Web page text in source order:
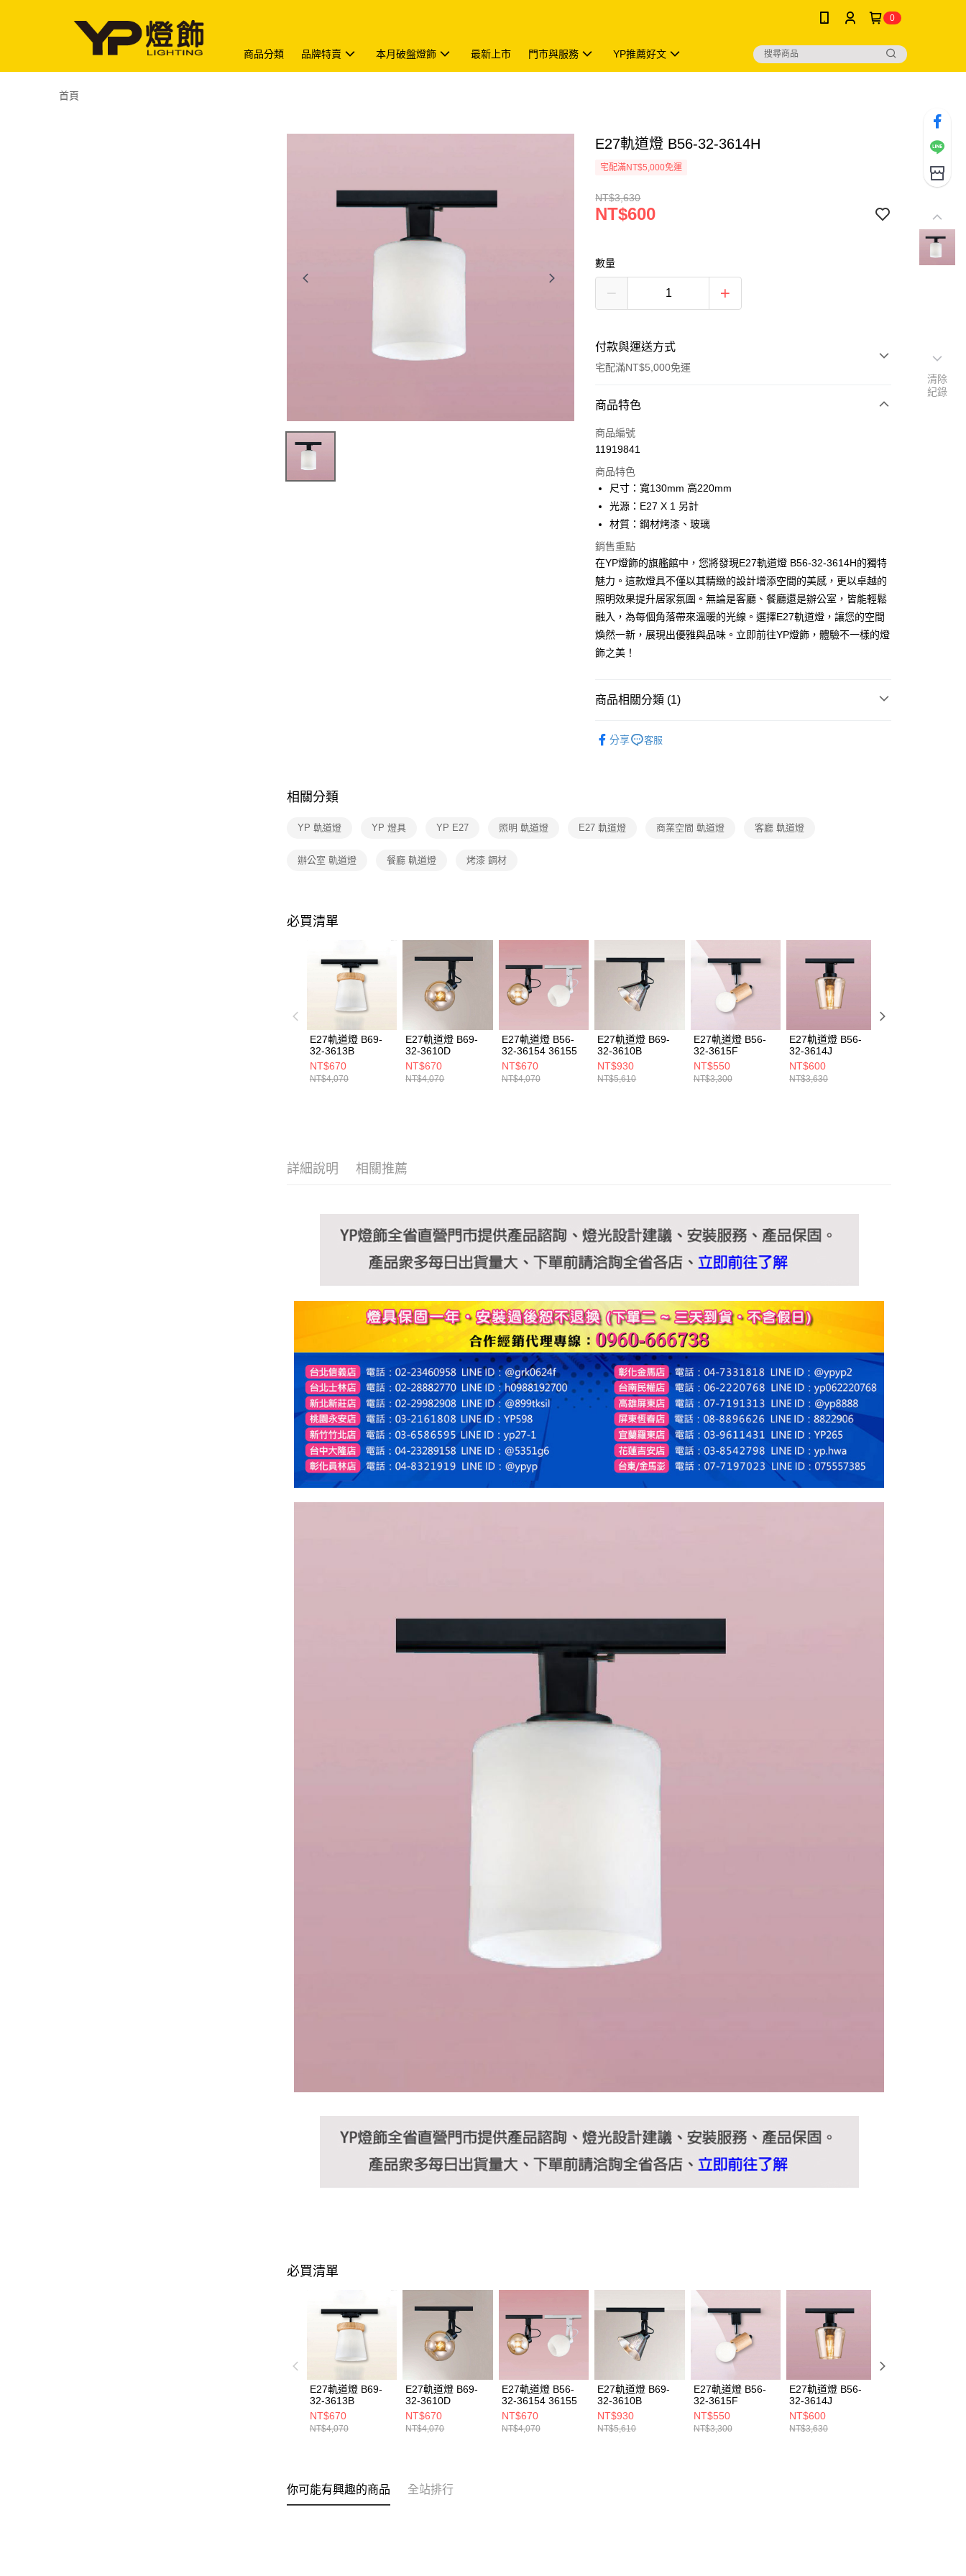
0
商品分類 品牌特賣 本月破盤燈飾 最新上市 門市與服務 YP推薦好文
首頁
E27軌道燈 B56-32-3614H
宅配滿NT$5,000免運
NT$3,630
NT$600
數量
付款與運送方式
宅配滿NT$5,000免運
付款方式
信用卡一次付款
Apple Pay
街口支付
Google Pay
AFTEE先享後付
相關說明
【關於「AFTEE先享後付」】
AFTEE先享後付是「在收到商品之後才付款」的支付方式。 讓您購物簡單
２．便利：只要手機號碼，簡訊認證，即可結帳。
【「AFTEE先享後付」結帳流程】
絡購買商品的店家。未經商家同意取消之訂單仍視為有效，需透過AFTEE
求債權轉讓予恩沛科技股份有限公司。
２．關於個人資料處理事宜，請瀏覽以下網址：
https://aftee.tw/terms/#terms3
３．未成年的使用者請事先徵得法定代理人或監護人之同意方可使用
「AFTEE先享後付」，若未經同意申辦者引起之損失，本公司不負相關責
即時審查核予不同之上限額度；若仍有額度不足之情形，本公司將視審查
結果請求用戶進行身份認證。
５．嚴禁一人註冊多個帳號或使用他人資訊註冊。若發現惡意使用之情
形，恩沛科技股份有限公司將有權停止該用戶之使用額度並採取法律行
ATM付款
運送方式
新竹貨運宅配
商品特色
商品編號
11919841
商品特色
尺寸：寬130mm 高220mm
光源：E27 X 1 另計
材質：鋼材烤漆、玻璃
銷售重點
在YP燈飾的旗艦館中，您將發現E27軌道燈 B56-32-3614H的獨特
魅力。這款燈具不僅以其精緻的設計增添空間的美感，更以卓越的
照明效果提升居家氛圍。無論是客廳、餐廳還是辦公室，皆能輕鬆
融入，為每個角落帶來溫暖的光線。選擇E27軌道燈，讓您的空間
煥然一新，展現出優雅與品味。立即前往YP燈飾，體驗不一樣的燈
飾之美！
商品相關分類 (1)
分享
客服
相關分類
YP 軌道燈 YP 燈具 YP E27 照明 軌道燈 E27 軌道燈 商業空間 軌道燈 客廳 軌道燈
辦公室 軌道燈 餐廳 軌道燈 烤漆 鋼材
必買清單
E27軌道燈 B69-
32-3613B
NT$670
NT$4,070
E27軌道燈 B69-
32-3610D
NT$670
NT$4,070
E27軌道燈 B56-
32-36154 36155
NT$670
NT$4,070
E27軌道燈 B69-
32-3610B
NT$930
NT$5,610
E27軌道燈 B56-
32-3615F
NT$550
NT$3,300
E27軌道燈 B56-
32-3614J
NT$600
NT$3,630
詳細說明 相關推薦
必買清單
E27軌道燈 B69-
32-3613B
NT$670
NT$4,070
E27軌道燈 B69-
32-3610D
NT$670
NT$4,070
E27軌道燈 B56-
32-36154 36155
NT$670
NT$4,070
E27軌道燈 B69-
32-3610B
NT$930
NT$5,610
E27軌道燈 B56-
32-3615F
NT$550
NT$3,300
E27軌道燈 B56-
32-3614J
NT$600
NT$3,630
你可能有興趣的商品 全站排行
清除
紀錄